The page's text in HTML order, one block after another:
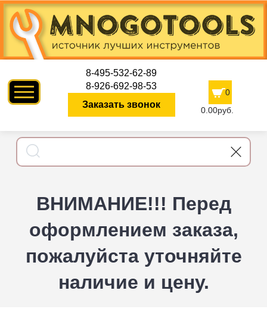
8-495-532-62-89
8-926-692-98-53
Заказать звонок
0
0.00руб.
ВНИМАНИЕ!!! Перед
оформлением заказа,
пожалуйста уточняйте
наличие и цену.